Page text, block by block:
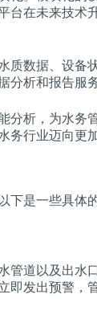
台在未来技术
质数据、设备
分析和报告服务
分析，为水务
行业迈向更
下是一些具体
管道以及出水
即发出预警，